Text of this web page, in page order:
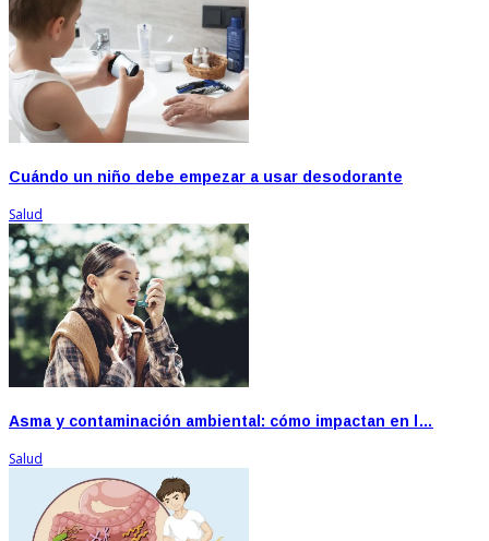
Cuándo un niño debe empezar a usar desodorante
Salud
Asma y contaminación ambiental: cómo impactan en l…
Salud